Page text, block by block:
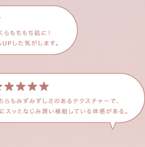
につき100pt*プレゼント！
よる月のポイント付与上限は500ptです